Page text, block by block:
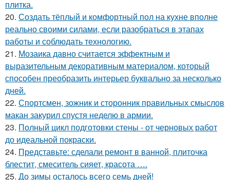
плитка.
20. Создать тёплый и комфортный пол на кухне вполне
реально своими силами, если разобраться в этапах
работы и соблюдать технологию.
21. Мозаика давно считается эффектным и
выразительным декоративным материалом, который
способен преобразить интерьер буквально за несколько
дней.
22. Спортсмен, зожник и сторонник правильных смыслов
макан закурил спустя неделю в армии.
23. Полный цикл подготовки стены - от черновых работ
до идеальной покраски.
24. Представьте: сделали ремонт в ванной, плиточка
блестит, смеситель сияет, красота ….
25. До зимы осталось всего семь дней!